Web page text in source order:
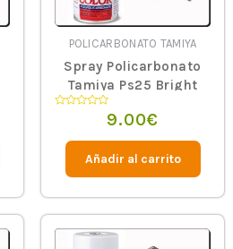
POLICARBONATO TAMIYA
Spray Policarbonato
Tamiya Ps25 Bright
9.00€
Añadir al carrito